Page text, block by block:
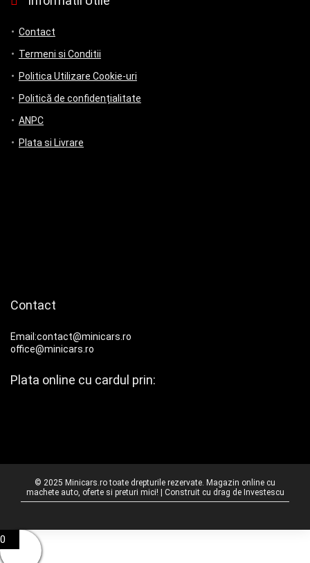
Contact
Termeni si Conditii
Politica Utilizare Cookie-uri
Politică de confidențialitate
ANPC
Plata si Livrare
Contact
Email:contact@minicars.ro
office@minicars.ro
Plata online cu cardul prin:
© 2025 Minicars.ro toate drepturile rezervate. Magazin online cu
machete auto, oferte si preturi mici! | Construit cu drag de Investescu
0